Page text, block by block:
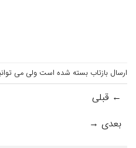
ارسال بازتاب بسته شده است ولی می
← قبلی
بعدی →